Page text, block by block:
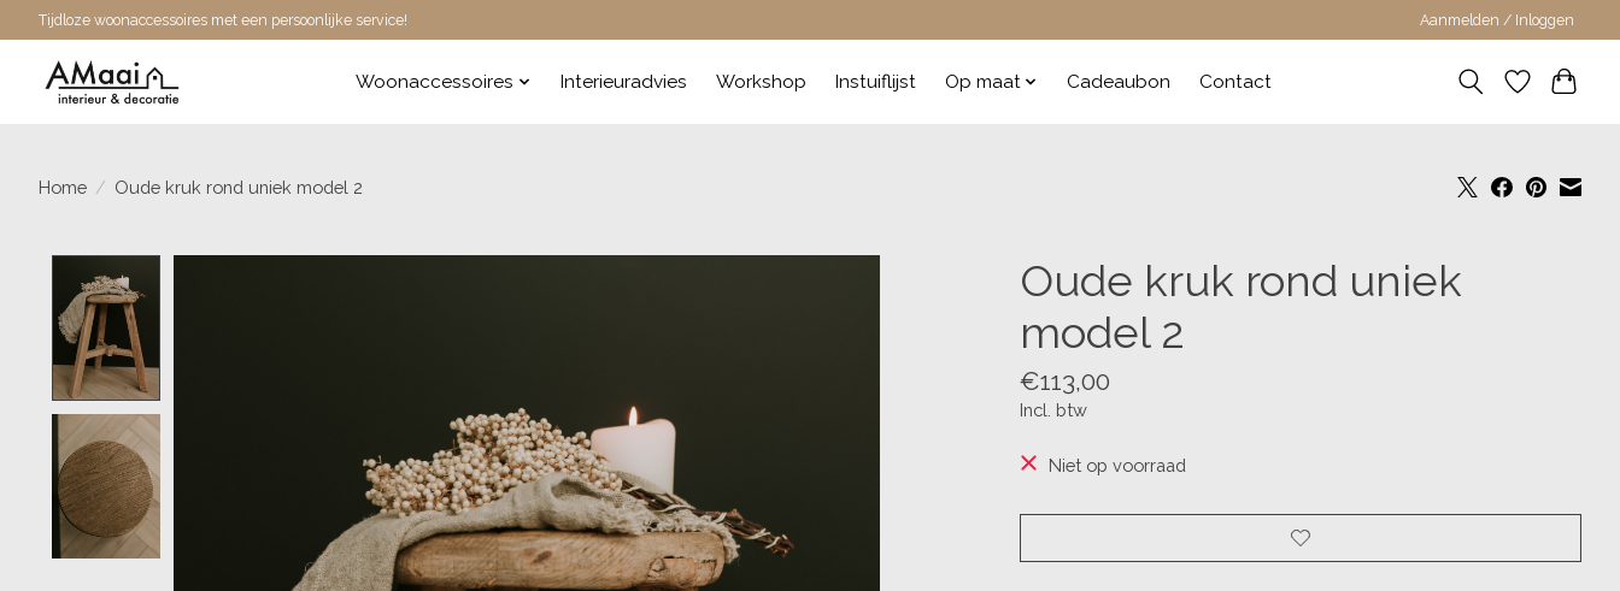
Tijdloze woonaccessoires met een persoonlijke service! Aanmelden / Inloggen
Woonaccessoires Interieuradvies Workshop Instuiflijst Op maat Cadeaubon Contact
Home / Oude kruk rond uniek model 2
Oude kruk rond uniek
model 2
€113,00
Incl. btw
Niet op voorraad